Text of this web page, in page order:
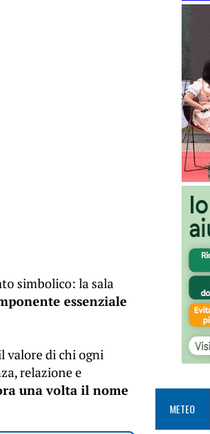
simbolico: la sala
essenziale
valore di chi ogni
relazione e
una volta il nome
METEO